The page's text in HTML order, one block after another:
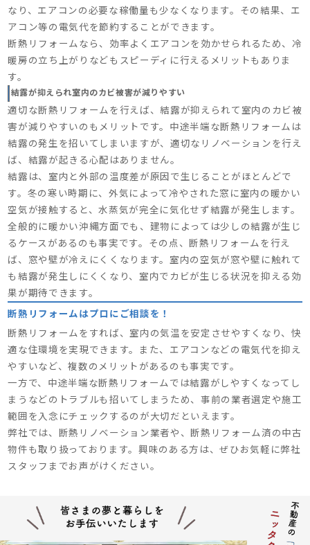
なり、エアコンの必要な稼働量も少なくなります。その結果、エ
アコン等の電気代を節約することができます。
断熱リフォームなら、効率よくエアコンを効かせられるため、冷
暖房の立ち上がりなどもスピーディに行えるメリットもありま
す。
結露が抑えられ室内のカビ被害が減りやすい
適切な断熱リフォームを行えば、結露が抑えられて室内のカビ被
害が減りやすいのもメリットです。中途半端な断熱リフォームは
結露の発生を招いてしまいますが、適切なリノベーションを行え
ば、結露が起きる心配はありません。
結露は、室内と外部の温度差が原因で生じることがほとんどで
す。冬の寒い時期に、外気によって冷やされた窓に室内の暖かい
空気が接触すると、水蒸気が完全に気化せず結露が発生します。
全般的に暖かい沖縄方面でも、建物によっては少しの結露が生じ
るケースがあるのも事実です。その点、断熱リフォームを行え
ば、窓や壁が冷えにくくなります。室内の空気が窓や壁に触れて
も結露が発生しにくくなり、室内でカビが生じる状況を抑える効
果が期待できます。
断熱リフォームはプロにご相談を！
断熱リフォームをすれば、室内の気温を安定させやすくなり、快
適な住環境を実現できます。また、エアコンなどの電気代を抑え
やすいなど、複数のメリットがあるのも事実です。
一方で、中途半端な断熱リフォームでは結露がしやすくなってし
まうなどのトラブルも招いてしまうため、事前の業者選定や施工
範囲を入念にチェックするのが大切だといえます。
弊社では、断熱リノベーション業者や、断熱リフォーム済の中古
物件も取り扱っております。興味のある方は、ぜひお気軽に弊社
スタッフまでお声がけください。